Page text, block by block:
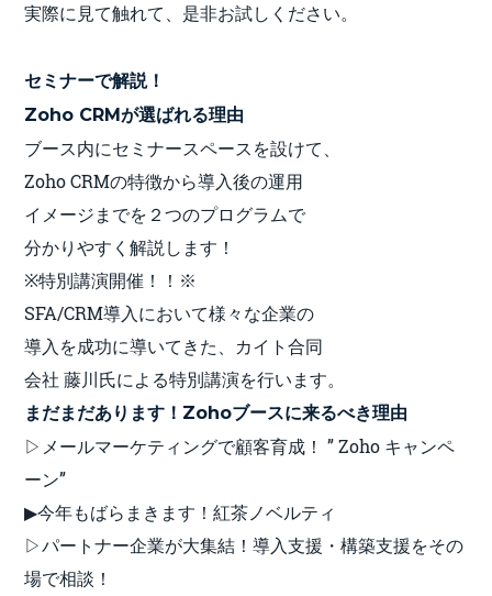
実際に見て触れて、是非お試しください。
セミナーで解説！
Zoho CRMが選ばれる理由
ブース内にセミナースペースを設けて、
Zoho CRMの特徴から導入後の運用
イメージまでを２つのプログラムで
分かりやすく解説します！
※特別講演開催！！※
SFA/CRM導入において様々な企業の
導入を成功に導いてきた、カイト合同
会社 藤川氏による特別講演を行います。
まだまだあります！Zohoブースに来るべき理由
▷メールマーケティングで顧客育成！ ” Zoho キャンペ
ーン”
▶今年もばらまきます！紅茶ノベルティ
▷パートナー企業が大集結！導入支援・構築支援をその
場で相談！